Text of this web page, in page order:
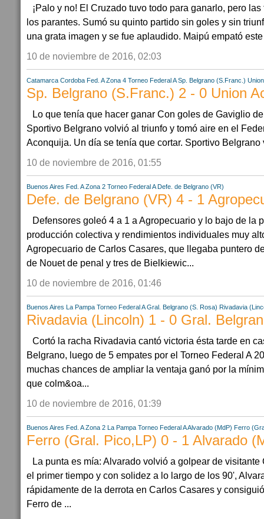
¡Palo y no! El Cruzado tuvo todo para ganarlo, pero
los parantes. Sumó su quinto partido sin goles y sin
una grata imagen y se fue aplaudido. Maipú empató
10 de noviembre de 2016, 02:03
Catamarca Cordoba Fed. A Zona 4 Torneo Federal A Sp. Belgrano (S.Franc.)
Sp. Belgrano (S.Franc.) 2 - 0 Union
Lo que tenía que hacer ganar Con goles de Gaviglio
Sportivo Belgrano volvió al triunfo y tomó aire en el
Aconquija. Un día se tenía que cortar. Sportivo Belgrano
10 de noviembre de 2016, 01:55
Buenos Aires Fed. A Zona 2 Torneo Federal A Defe. de Belgrano (VR)
Defe. de Belgrano (VR) 4 - 1
Defensores goleó 4 a 1 a Agropecuario y lo bajo de la
producción colectiva y rendimientos individuales muy
Agropecuario de Carlos Casares, que llegaba puntero
de Nouet de penal y tres de Bielkiewic...
10 de noviembre de 2016, 01:46
Buenos Aires La Pampa Torneo Federal A Gral. Belgrano (S. Rosa) Rivadavia
Rivadavia (Lincoln) 1 - 0 Gral.
Cortó la racha Rivadavia cantó victoria ésta tarde en
Belgrano, luego de 5 empates por el Torneo Federal A
muchas chances de ampliar la ventaja ganó por la
que colm&oa...
10 de noviembre de 2016, 01:39
Buenos Aires Fed. A Zona 2 La Pampa Torneo Federal AAlvarado (MdP) Ferro
Ferro (Gral. Pico,LP) 0 - 1 Alvarado
La punta es mía: Alvarado volvió a golpear de
el primer tiempo y con solidez a lo largo de los 90',
rápidamente de la derrota en Carlos Casares y
Ferro de ...